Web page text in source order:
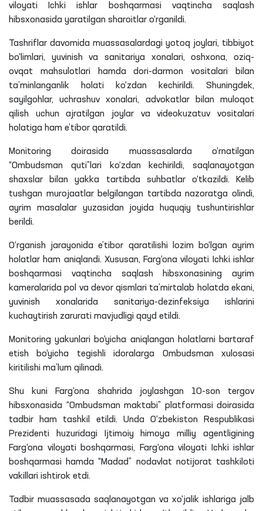
viloyati Ichki ishlar boshqarmasi vaqtincha saqlash
hibsxonasida yaratilgan sharoitlar o‘rganildi.
Tashriflar davomida muassasalardagi yotoq joylari, tibbiyot
bo‘limlari, yuvinish va sanitariya xonalari, oshxona, oziq-
ovqat mahsulotlari hamda dori-darmon vositalari bilan
ta’minlanganlik holati ko‘zdan kechirildi. Shuningdek,
sayilgohlar, uchrashuv xonalari, advokatlar bilan muloqot
qilish uchun ajratilgan joylar va videokuzatuv vositalari
holatiga ham e’tibor qaratildi.
Monitoring doirasida muassasalarda o‘rnatilgan
“Ombudsman quti”lari ko‘zdan kechirildi, saqlanayotgan
shaxslar bilan yakka tartibda suhbatlar o‘tkazildi. Kelib
tushgan murojaatlar belgilangan tartibda nazoratga olindi,
ayrim masalalar yuzasidan joyida huquqiy tushuntirishlar
berildi.
O‘rganish jarayonida e’tibor qaratilishi lozim bo‘lgan ayrim
holatlar ham aniqlandi. Xususan, Farg‘ona viloyati Ichki ishlar
boshqarmasi vaqtincha saqlash hibsxonasining ayrim
kameralarida pol va devor qismlari ta’mirtalab holatda ekani,
yuvinish xonalarida sanitariya-dezinfeksiya ishlarini
kuchaytirish zarurati mavjudligi qayd etildi.
Monitoring yakunlari bo‘yicha aniqlangan holatlarni bartaraf
etish bo‘yicha tegishli idoralarga Ombudsman xulosasi
kiritilishi ma’lum qilinadi.
Shu kuni Farg‘ona shahrida joylashgan 10-son tergov
hibsxonasida “Ombudsman maktabi” platformasi doirasida
tadbir ham tashkil etildi. Unda O‘zbekiston Respublikasi
Prezidenti huzuridagi Ijtimoiy himoya milliy agentligining
Farg‘ona viloyati boshqarmasi, Farg‘ona viloyati Ichki ishlar
boshqarmasi hamda “Madad” nodavlat notijorat tashkiloti
vakillari ishtirok etdi.
Tadbir muassasada saqlanayotgan va xo‘jalik ishlariga jalb